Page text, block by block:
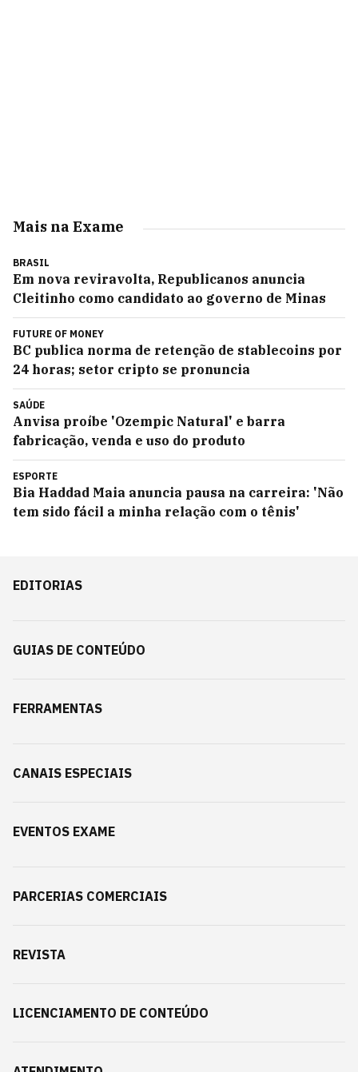
Mais na Exame
BRASIL
Em nova reviravolta, Republicanos anuncia
Cleitinho como candidato ao governo de Minas
FUTURE OF MONEY
BC publica norma de retenção de stablecoins por
24 horas; setor cripto se pronuncia
SAÚDE
Anvisa proíbe 'Ozempic Natural' e barra
fabricação, venda e uso do produto
ESPORTE
Bia Haddad Maia anuncia pausa na carreira: 'Não
tem sido fácil a minha relação com o tênis'
EDITORIAS
GUIAS DE CONTEÚDO
FERRAMENTAS
CANAIS ESPECIAIS
EVENTOS EXAME
PARCERIAS COMERCIAIS
REVISTA
LICENCIAMENTO DE CONTEÚDO